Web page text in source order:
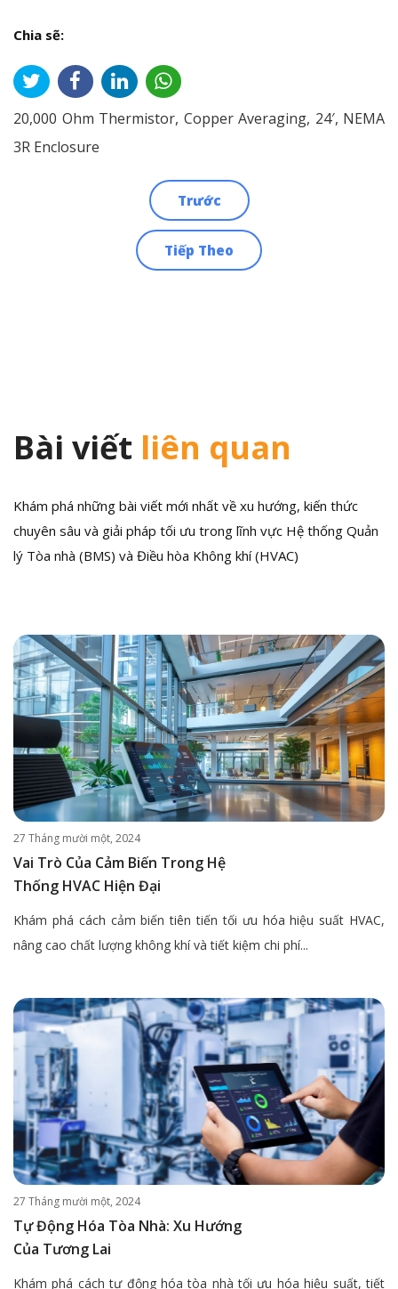
Chia sẽ:
20,000 Ohm Thermistor, Copper Averaging, 24′, NEMA
3R Enclosure
Trước
Tiếp Theo
Bài viết liên quan
Khám phá những bài viết mới nhất về xu hướng, kiến thức
chuyên sâu và giải pháp tối ưu trong lĩnh vực Hệ thống Quản
lý Tòa nhà (BMS) và Điều hòa Không khí (HVAC)
27 Tháng mười một, 2024
Vai Trò Của Cảm Biến Trong Hệ
Thống HVAC Hiện Đại
Khám phá cách cảm biến tiên tiến tối ưu hóa hiệu suất HVAC,
nâng cao chất lượng không khí và tiết kiệm chi phí...
27 Tháng mười một, 2024
Tự Động Hóa Tòa Nhà: Xu Hướng
Của Tương Lai
Khám phá cách tự động hóa tòa nhà tối ưu hóa hiệu suất, tiết